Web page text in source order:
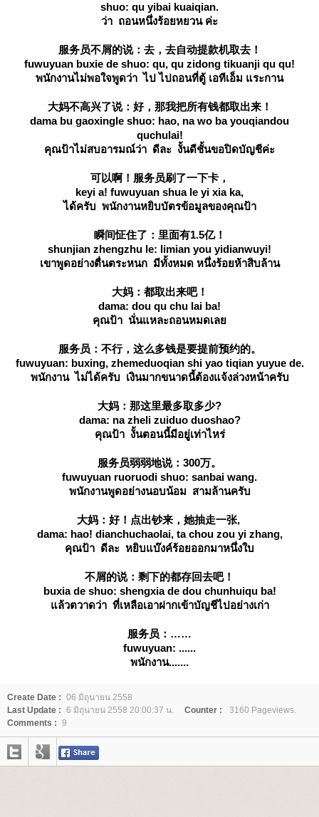
shuo: qu yibai kuaiqian.
ว่า ถอนหนึ่งร้อยหยวน ค่ะ
服务员不屑的说：去，去自动提款机取去！
fuwuyuan buxie de shuo: qu, qu zidong tikuanji qu qu!
พนักงานไม่พอใจพูดว่า ไป ไปถอนที่ตู้ เอทีเอ็ม แระกาน
大妈不高兴了说：好，那我把所有钱都取出来！
dama bu gaoxingle shuo: hao, na wo ba youqiandou
quchulai!
คุณป้าไม่สบอารมณ์ว่า ดีละ งั้นดีชั้นขอปิดบัญชีค่ะ
可以啊！服务员刷了一下卡，
keyi a! fuwuyuan shua le yi xia ka,
ได้ครับ พนักงานหยิบบัตรข้อมูลของคุณป้า
瞬间怔住了：里面有1.5亿！
shunjian zhengzhu le: limian you yidianwuyi!
เขาพูดอย่างตื่นตระหนก มีทั้งหมด หนึ่งร้อยห้าสิบล้าน
大妈：都取出来吧！
dama: dou qu chu lai ba!
คุณป้า นั่นแหละถอนหมดเล
服务员：不行，这么多钱是要提前预约的。
fuwuyuan: buxing, zhemeduoqian shi yao tiqian yuyue de.
พนักงาน ไม่ได้ครับ เงินมากขนาดนี้ต้องแจ้งล่วงหน้าครับ
大妈：那这里最多取多少?
dama: na zheli zuiduo duoshao?
คุณป้า งั้นตอนนี้มีอยู่เท่าไหร่
服务员弱弱地说：300万。
fuwuyuan ruoruodi shuo: sanbai wang.
พนักงานพูดอย่างนอบน้อม สามล้านครับ
大妈：好！点出钞来，她抽走一张,
dama: hao! dianchuchaolai, ta chou zou yi zhang,
คุณป้า ดีละ หยิบแบ๊งค์ร้อยออกมาหนึ่งใบ
不屑的说：剩下的都存回去吧！
buxia de shuo: shengxia de dou chunhuiqu ba!
ล้วตวาดว่า ที่เหลือเอาฝากเข้าบัญชีไปอย่างเก่า
服务员：
fuwuyuan: ......
พนักงาน.......
Create Date : 06 มิถุนายน 2558
Last Update : 6 มิถุนายน 2558 20:00:37 น. Counter :
3160 Pageviews.
Comments : 9